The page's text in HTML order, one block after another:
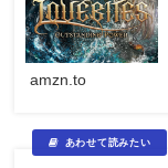
amzn.to